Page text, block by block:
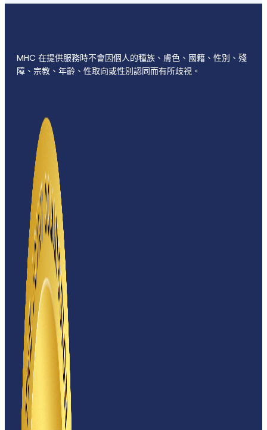
MHC 在提供服務時不會因個人的種族、膚色、國籍、性別、殘
障、宗教、年齡、性取向或性別認同而有所歧視。